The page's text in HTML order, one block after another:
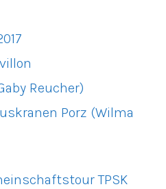
Reucher)
Porz (Wilma
TPSK